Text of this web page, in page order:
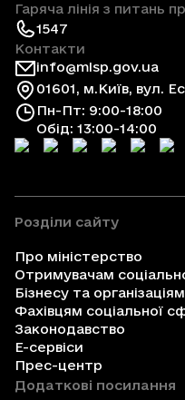
Гаряча лінія з питань
1547
Контакти
info@mlsp.gov.ua
01601, м.Київ, вул.
Пн-Пт: 9:00-18:00
Обід: 13:00-14:00
Розділи сайту
Про міністерство
Отримувачам
Бізнесу та організаціям
Фахівцям соціальної
Законодавство
Е-сервіси
Прес-центр
Додаткові посилання